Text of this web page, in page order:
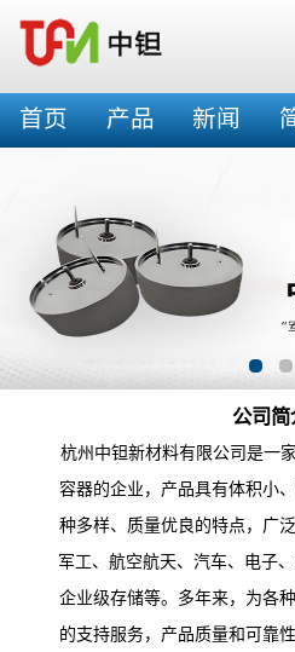
首页 产品 新闻
公司简
杭州中钽新材料有限公司是一
容器的企业，产品具有体积小
种多样、质量优良的特点，广
军工、航空航天、汽车、电子
企业级存储等。多年来，为各
的支持服务，产品质量和可靠